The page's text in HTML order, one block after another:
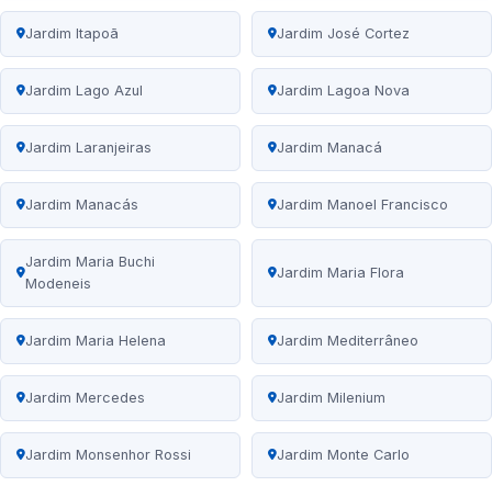
Jardim Itapoã Jardim José Cortez
Jardim Lago Azul Jardim Lagoa Nova
Jardim Laranjeiras Jardim Manacá
Jardim Manacás Jardim Manoel Francisco
Jardim Maria Buchi
Modeneis
Jardim Maria Flora
Jardim Maria Helena Jardim Mediterrâneo
Jardim Mercedes Jardim Milenium
Jardim Monsenhor Rossi Jardim Monte Carlo